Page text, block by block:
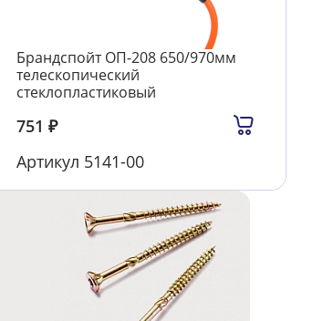
Брандспойт ОП-208 650/970мм
телескопический
стеклопластиковый
751 ₽
Артикул 5141-00